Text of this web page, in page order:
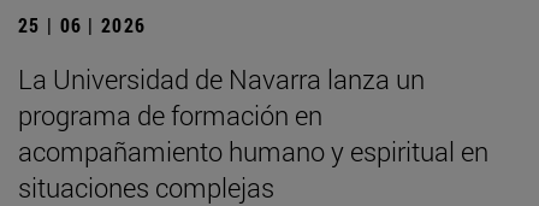
25 | 06 | 2026
La Universidad de Navarra lanza un
programa de formación en
acompañamiento humano y espiritual en
situaciones complejas